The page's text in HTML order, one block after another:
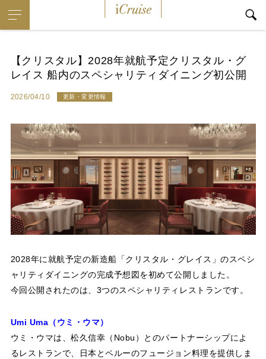
【クリスタル】2028年就航予定クリスタル・グ
レイス 船内のスペシャリティダイニング初公開
2026/04/10 更新・変更情報
2028年に就航予定の新造船「クリスタル・グレイス」のスペシ
ャリティダイニングの完成予想図を初めて公開しました。
今回公開されたのは、3つのスペシャリティレストランです。
Umi Uma（ウミ・ウマ）
ウミ・ウマは、松久信幸（Nobu）とのパートナーシップによ
るレストランで、日本とペルーのフュージョン料理を提供しま